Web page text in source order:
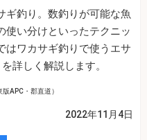
ギ釣り。数釣りが可能な魚
使い分けといったテクニッ
はワカサギ釣りで使うエサ
詳しく解説します。
APC・郡直道）
2022年11月4日